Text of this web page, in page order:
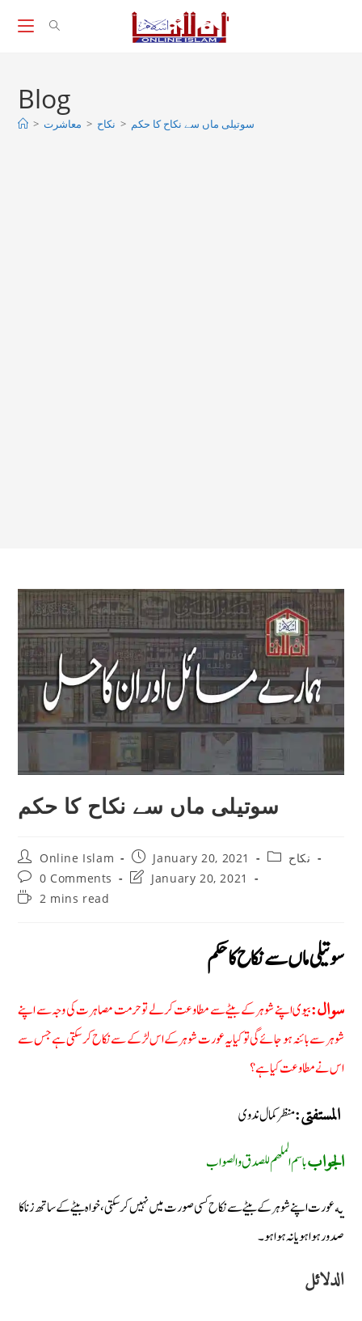
Blog
> معاشرت > نکاح > سوتیلی ماں سے نکاح کا حکم
سوتیلی ماں سے نکاح کا حکم
Post
author:
Online Islam
Post
published:
January 20, 2021
Postنکاح
Post
comments:
0 Comments
PostJanuary 20, 2021
Reading2 mins read
سوتیلی ماں سے نکاح کا حکم
سوال:بیوی اپنے شوہر کے بیٹے سے مطاوعت کرلے تو حرمت مصاہرت کی وجہ سے اپنے
شوہر سے بائنہ ہو جائے گی تو کیا یہ عورت شوہر کے اس لڑکے سے نکاح کر سکتی ہے جس سے
اس نے مطاوعت کیا ہے؟
المستفتی:منظر کمال ندوی
الجوابباسم الملهم للصدق والصواب
یه عورت اپنے شوہر کے بیٹے سے نکاح کسی صورت میں نہیں کرسکتی، خواہ بیٹے کے ساتھ زنا کا
صدور ہوا ہو یا نہ ہوا ہو۔
الدلائل